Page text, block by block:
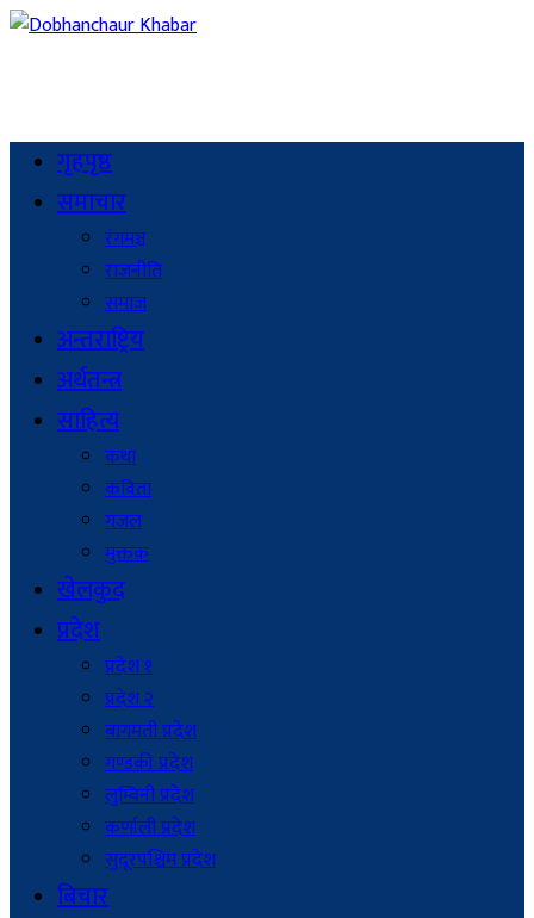
गृहपृष्ठ
समाचार
रंगमञ्च
राजनीति
समाज
अन्तराष्ट्रिय
अर्थतन्त्र
साहित्य
कथा
कविता
गजल
मुक्तक
खेलकुद
प्रदेश
प्रदेश १
प्रदेश २
बागमती प्रदेश
गण्डकी प्रदेश
लुम्बिनी प्रदेश
कर्णाली प्रदेश
सुदूरपश्चिम प्रदेश
बिचार